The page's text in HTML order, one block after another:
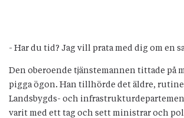
- Har du tid? Jag vill prata med dig om en
Den oberoende tjänstemannen tittade på
pigga ögon. Han tillhörde det äldre,
Landsbygds- och
varit med ett tag och sett ministrar och